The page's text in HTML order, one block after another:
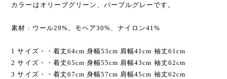
カラーはオリーブグリーン、パープルグレーです。
素材 : ウール29%、モヘア30%、ナイロン41%
1 サイズ・・着丈64cm 身幅53cm 肩幅41cm 袖丈61cm
2 サイズ・・着丈65cm 身幅55cm 肩幅43cm 袖丈62cm
3 サイズ・・着丈67cm 身幅57cm 肩幅45cm 袖丈62cm